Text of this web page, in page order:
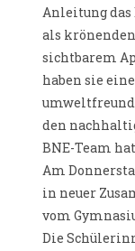
Anleitung das
als
sichtbarem
haben sie
den
BNE-Team
Am
in neuer
vom
Die